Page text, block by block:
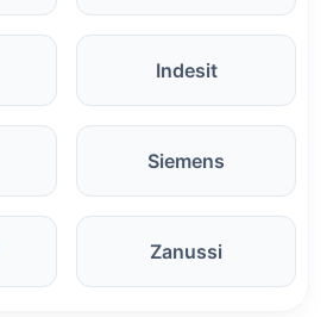
Indesit
Siemens
Zanussi